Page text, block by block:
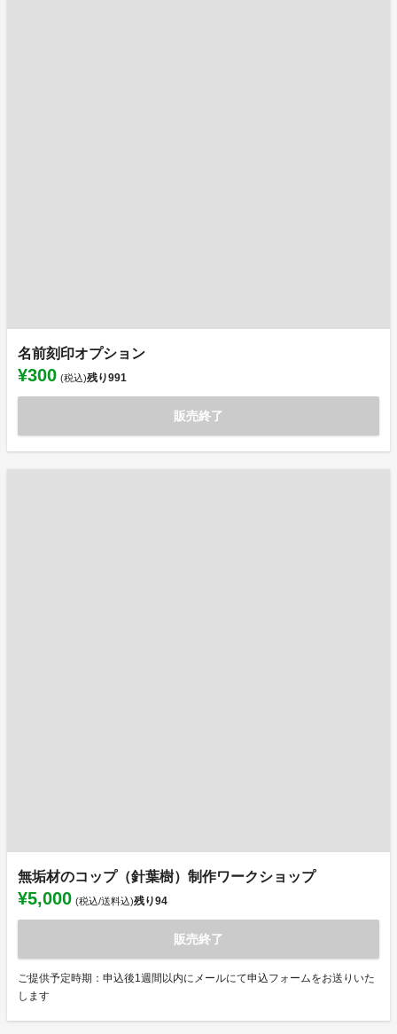
名前刻印オプション
¥300 (税込)残り991
販売終了
無垢材のコップ（針葉樹）制作ワークショップ
¥5,000 (税込/送料込)残り94
販売終了
ご提供予定時期：申込後1週間以内にメールにて申込フォームをお送りいた
します